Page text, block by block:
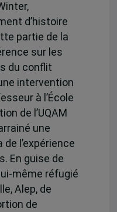
d’histoire
partie de la
sur les
du conflit
intervention
à l’École
de l’UQAM
une
l’expérience
En guise de
même réfugié
Alep, de
de